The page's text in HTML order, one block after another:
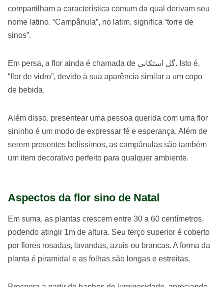
compartilham a característica comum da qual derivam seu
nome latino. “Campânula”, no latim, significa “torre de
sinos”.
Em persa, a flor ainda é chamada de گل استکانی. Isto é,
“flor de vidro”, devido à sua aparência similar a um copo
de bebida.
Além disso, presentear uma pessoa querida com uma flor
sininho é um modo de expressar fé e esperança. Além de
serem presentes belíssimos, as campânulas são também
um item decorativo perfeito para qualquer ambiente.
Aspectos da flor sino de Natal
Em suma, as plantas crescem entre 30 a 60 centímetros,
podendo atingir 1m de altura. Seu terço superior é coberto
por flores rosadas, lavandas, azuis ou brancas. A forma da
planta é piramidal e as folhas são longas e estreitas.